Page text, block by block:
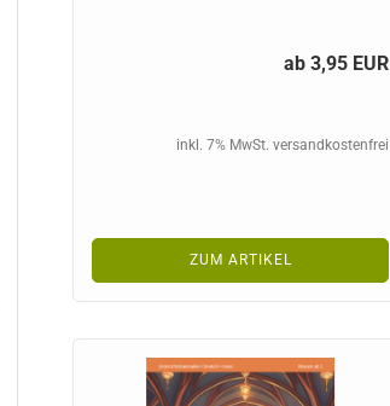
ab 3,95 EUR
inkl. 7% MwSt. versandkostenfrei
ZUM ARTIKEL